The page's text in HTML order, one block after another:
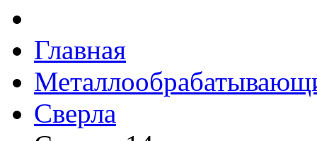
Ивантеевка, подшипники, пневматика, метизы, техника,
Главная
Сверла